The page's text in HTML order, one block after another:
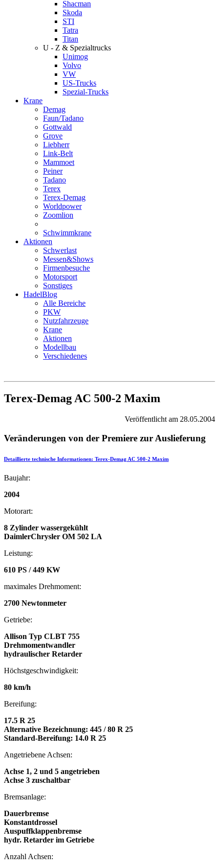
Shacman
Skoda
STI
Tatra
Titan
U - Z & Spezialtrucks
Unimog
Volvo
VW
US-Trucks
Spezial-Trucks
Krane
Demag
Faun/Tadano
Gottwald
Grove
Liebherr
Link-Belt
Mammoet
Peiner
Tadano
Terex
Terex-Demag
Worldpower
Zoomlion
Schwimmkrane
Aktionen
Schwerlast
Messen&Shows
Firmenbesuche
Motorsport
Sonstiges
HadelBlog
Alle Bereiche
PKW
Nutzfahrzeuge
Krane
Aktionen
Modellbau
Verschiedenes
Terex-Demag AC 500-2 Maxim
Veröffentlicht am 28.05.2004
Veränderungen von der Premiere zur Auslieferung
Detaillierte technische Informationen: Terex-Demag AC 500-2 Maxim
Baujahr:
2004
Motorart:
8 Zylinder wassergekühlt
DaimlerChrysler OM 502 LA
Leistung:
610 PS / 449 KW
maximales Drehmoment:
2700 Newtonmeter
Getriebe:
Allison Typ CLBT 755
Drehmomentwandler
hydraulischer Retarder
Höchstgeschwindigkeit:
80 km/h
Bereifung:
17.5 R 25
Alternative Bezeichnung: 445 / 80 R 25
Standard-Bereifung: 14.0 R 25
Angetriebene Achsen:
Achse 1, 2 und 5 angetrieben
Achse 3 zuschaltbar
Bremsanlage:
Dauerbremse
Konstantdrossel
Auspuffklappenbremse
hydr. Retarder im Getriebe
Anzahl Achsen: